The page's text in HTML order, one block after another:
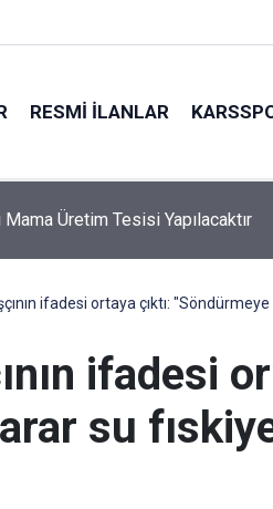
RESMI İLANLAR
karma makinesine kaptıran çiftçi
ifadesi ortaya çıktı:
ifadesi
su